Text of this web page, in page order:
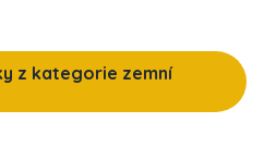
z kategorie zemní